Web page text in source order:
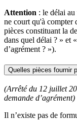
Attention : le délai
ne court qu'à compter
pièces constituant la
dans quel délai ? » et
d’agrément ? »).
Quelles pièces fournir
(Arrêté du 12 juillet
demande d’agrément)
Il n’existe pas de